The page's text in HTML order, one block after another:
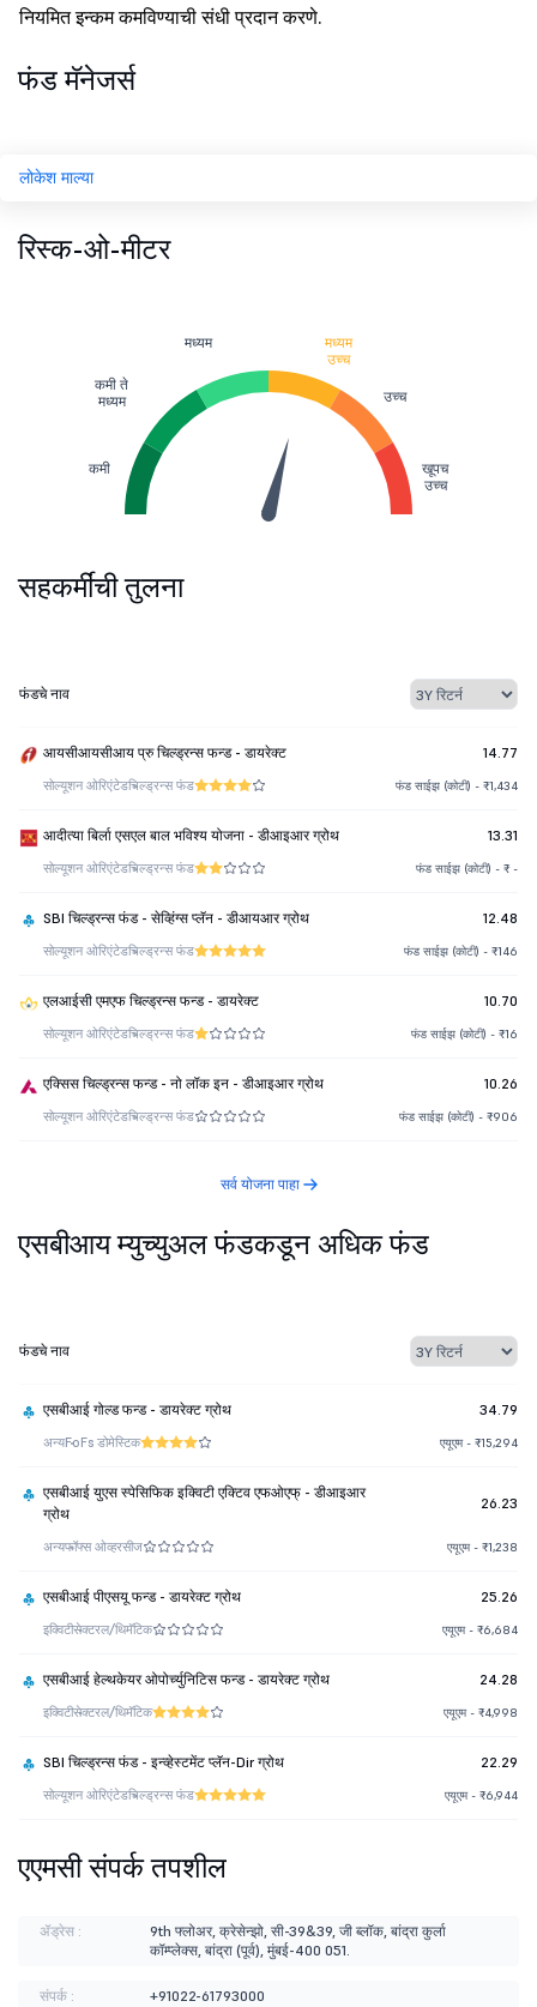
नियमित इन्कम कमविण्याची संधी प्रदान करणे.
फंड मॅनेजर्स
लोकेश माल्या
रिस्क-ओ-मीटर
कमी
कमी ते
मध्यम
मध्यम
मध्यम
उच्च
उच्च
खूपच
उच्च
सहकर्मींची तुलना
फंडचे नाव
आयसीआयसीआय प्रु चिल्ड्रन्स फन्ड - डायरेक्ट 14.77
सोल्यूशन ओरिएंटेडचिल्ड्रन्स फंड फंड साईझ (कोटी) - ₹1,434
आदीत्या बिर्ला एसएल बाल भविश्य योजना - डीआइआर ग्रोथ 13.31
सोल्यूशन ओरिएंटेडचिल्ड्रन्स फंड फंड साईझ (कोटी) - ₹ -
SBI चिल्ड्रन्स फंड - सेव्हिंग्स प्लॅन - डीआयआर ग्रोथ 12.48
सोल्यूशन ओरिएंटेडचिल्ड्रन्स फंड फंड साईझ (कोटी) - ₹146
एलआईसी एमएफ चिल्ड्रन्स फन्ड - डायरेक्ट 10.70
सोल्यूशन ओरिएंटेडचिल्ड्रन्स फंड फंड साईझ (कोटी) - ₹16
एक्सिस चिल्ड्रन्स फन्ड - नो लॉक इन - डीआइआर ग्रोथ 10.26
सोल्यूशन ओरिएंटेडचिल्ड्रन्स फंड फंड साईझ (कोटी) - ₹906
सर्व योजना पाहा
एसबीआय म्युच्युअल फंडकडून अधिक फंड
फंडचे नाव
एसबीआई गोल्ड फन्ड - डायरेक्ट ग्रोथ 34.79
अन्यFoFs डोमेस्टिक एयूएम - ₹15,294
एसबीआई युएस स्पेसिफिक इक्विटी एक्टिव एफओएफ् - डीआइआर
ग्रोथ
26.23
अन्यफॉफ्स ओव्हरसीज एयूएम - ₹1,238
एसबीआई पीएसयू फन्ड - डायरेक्ट ग्रोथ 25.26
इक्विटीसेक्टरल/थिमॅटिक एयूएम - ₹6,684
एसबीआई हेल्थकेयर ओपोर्च्युनिटिस फन्ड - डायरेक्ट ग्रोथ 24.28
इक्विटीसेक्टरल/थिमॅटिक एयूएम - ₹4,998
SBI चिल्ड्रन्स फंड - इन्व्हेस्टमेंट प्लॅन-Dir ग्रोथ 22.29
सोल्यूशन ओरिएंटेडचिल्ड्रन्स फंड एयूएम - ₹6,944
एएमसी संपर्क तपशील
ॲड्रेस :
9th फ्लोअर, क्रेसेन्झो, सी-39&39, जी ब्लॉक, बांद्रा कुर्ला
कॉम्प्लेक्स, बांद्रा (पूर्व), मुंबई-400 051.
संपर्क :
+91022-61793000